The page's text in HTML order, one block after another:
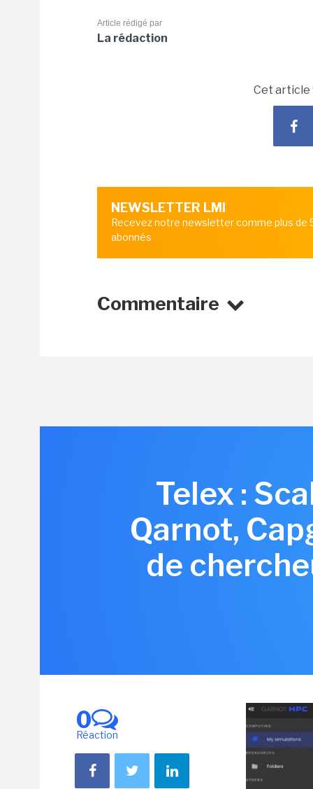
Article rédigé par
La rédaction
Cet article
NEWSLETTER LMI
Recevez notre newsletter comme plus
abonnés
Commentaire
Telex :
Qarnot,
de
0
Réaction